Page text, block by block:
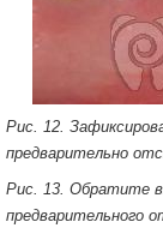
Рис. 12.
предварительно
Рис. 13. Обратите
предварительного